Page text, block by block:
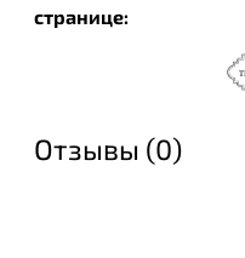
Бренд Penelope был
одеял премиум-
странице:
Отзывы (0)